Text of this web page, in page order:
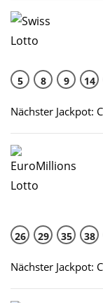
5 8 9 14
Nächster Jackpot:
26 29 35 38
Nächster Jackpot: